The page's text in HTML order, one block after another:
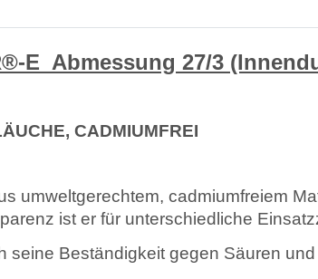
E Abmessung 27/3
CADMIUMFREI
umweltgerechtem, cadmiumfreiem
ist er für unterschiedliche
seine Beständigkeit gegen Säuren